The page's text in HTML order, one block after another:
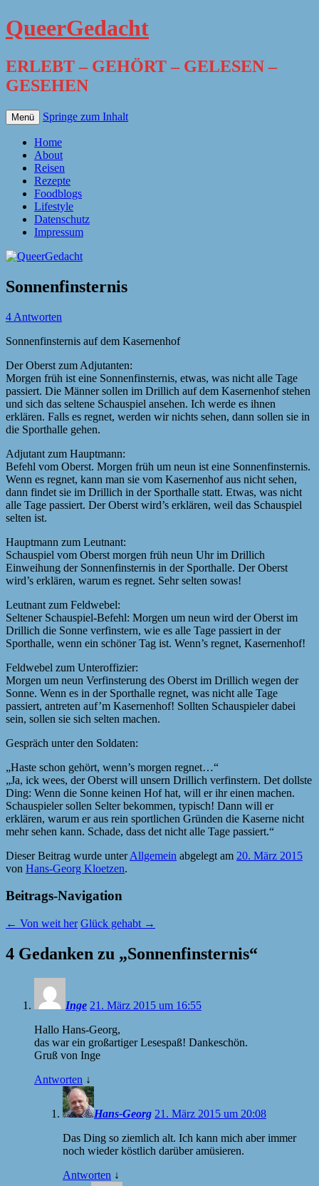
QueerGedacht
ERLEBT – GEHÖRT – GELESEN –
GESEHEN
Menü Springe zum Inhalt
Home
About
Reisen
Rezepte
Foodblogs
Lifestyle
Datenschutz
Impressum
Sonnenfinsternis
4 Antworten
Sonnenfinsternis auf dem Kasernenhof
Der Oberst zum Adjutanten:
Morgen früh ist eine Sonnenfinsternis, etwas, was nicht alle Tage
passiert. Die Männer sollen im Drillich auf dem Kasernenhof stehen
und sich das seltene Schauspiel ansehen. Ich werde es ihnen
erklären. Falls es regnet, werden wir nichts sehen, dann sollen sie in
die Sporthalle gehen.
Adjutant zum Hauptmann:
Befehl vom Oberst. Morgen früh um neun ist eine Sonnenfinsternis.
Wenn es regnet, kann man sie vom Kasernenhof aus nicht sehen,
dann findet sie im Drillich in der Sporthalle statt. Etwas, was nicht
alle Tage passiert. Der Oberst wird’s erklären, weil das Schauspiel
selten ist.
Hauptmann zum Leutnant:
Schauspiel vom Oberst morgen früh neun Uhr im Drillich
Einweihung der Sonnenfinsternis in der Sporthalle. Der Oberst
wird’s erklären, warum es regnet. Sehr selten sowas!
Leutnant zum Feldwebel:
Seltener Schauspiel-Befehl: Morgen um neun wird der Oberst im
Drillich die Sonne verfinstern, wie es alle Tage passiert in der
Sporthalle, wenn ein schöner Tag ist. Wenn’s regnet, Kasernenhof!
Feldwebel zum Unteroffizier:
Morgen um neun Verfinsterung des Oberst im Drillich wegen der
Sonne. Wenn es in der Sporthalle regnet, was nicht alle Tage
passiert, antreten auf’m Kasernenhof! Sollten Schauspieler dabei
sein, sollen sie sich selten machen.
Gespräch unter den Soldaten:
„Haste schon gehört, wenn’s morgen regnet…“
„Ja, ick wees, der Oberst will unsern Drillich verfinstern. Det dollste
Ding: Wenn die Sonne keinen Hof hat, will er ihr einen machen.
Schauspieler sollen Selter bekommen, typisch! Dann will er
erklären, warum er aus rein sportlichen Gründen die Kaserne nicht
mehr sehen kann. Schade, dass det nicht alle Tage passiert.“
Dieser Beitrag wurde unterAllgemein abgelegt am 20. März 2015
von Hans-Georg Kloetzen.
Beitrags-Navigation
← Von weit her Glück gehabt →
4 Gedanken zu „Sonnenfinsternis“
Inge 21. März 2015 um 16:55
Hallo Hans-Georg,
das war ein großartiger Lesespaß! Dankeschön.
Gruß von Inge
Antworten ↓
Hans-Georg 21. März 2015 um 20:08
Das Ding so ziemlich alt. Ich kann mich aber immer
noch wieder köstlich darüber amüsieren.
Antworten ↓